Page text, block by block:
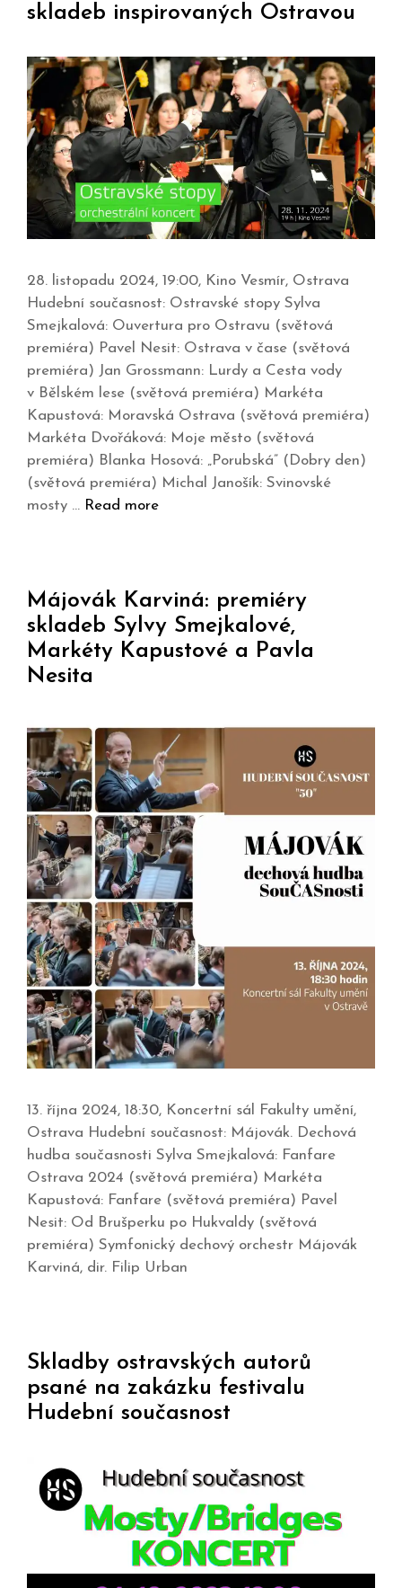
skladeb inspirovaných Ostravou
28. listopadu 2024, 19:00, Kino Vesmír, Ostrava
Hudební současnost: Ostravské stopy Sylva
Smejkalová: Ouvertura pro Ostravu (světová
premiéra) Pavel Nesit: Ostrava v čase (světová
premiéra) Jan Grossmann: Lurdy a Cesta vody
v Bělském lese (světová premiéra) Markéta
Kapustová: Moravská Ostrava (světová premiéra)
Markéta Dvořáková: Moje město (světová
premiéra) Blanka Hosová: „Porubská” (Dobry den)
(světová premiéra) Michal Janošík: Svinovské
mosty … Read more
Májovák Karviná: premiéry
skladeb Sylvy Smejkalové,
Markéty Kapustové a Pavla
Nesita
13. října 2024, 18:30, Koncertní sál Fakulty umění,
Ostrava Hudební současnost: Májovák. Dechová
hudba současnosti Sylva Smejkalová: Fanfare
Ostrava 2024 (světová premiéra) Markéta
Kapustová: Fanfare (světová premiéra) Pavel
Nesit: Od Brušperku po Hukvaldy (světová
premiéra) Symfonický dechový orchestr Májovák
Karviná, dir. Filip Urban
Skladby ostravských autorů
psané na zakázku festivalu
Hudební současnost